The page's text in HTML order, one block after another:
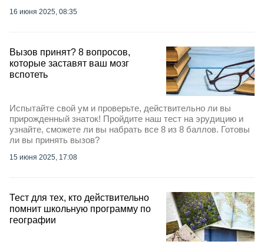
16 июня 2025, 08:35
Вызов принят? 8 вопросов,
которые заставят ваш мозг
вспотеть
Испытайте свой ум и проверьте, действительно ли вы
прирожденный знаток! Пройдите наш тест на эрудицию и
узнайте, сможете ли вы набрать все 8 из 8 баллов. Готовы
ли вы принять вызов?
15 июня 2025, 17:08
Тест для тех, кто действительно
помнит школьную программу по
географии